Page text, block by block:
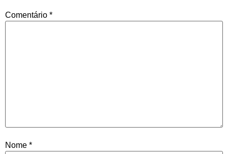
Comentário *
Nome *